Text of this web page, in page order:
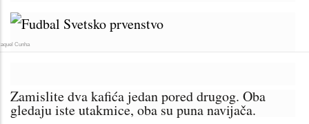
Cunha
Zamislite dva kafića jedan pored drugog. Oba
gledaju iste utakmice, oba su puna navijača.